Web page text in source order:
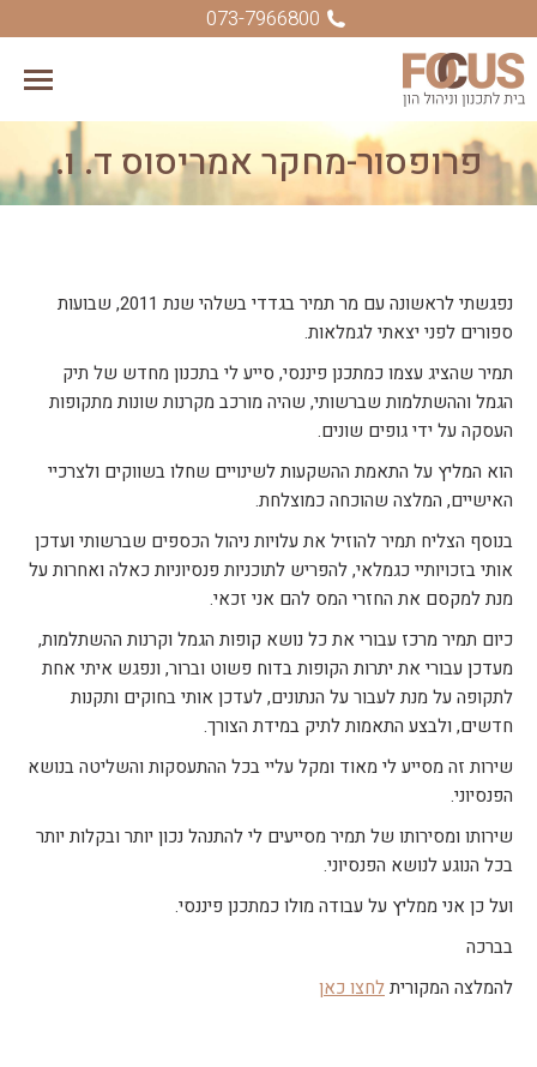
073-7966800
פרופסור-מחקר אמריסוס ד. ו.
You are here:
נפגשתי לראשונה עם מר תמיר בגדדי בשלהי שנת 2011, שבועות
ספורים לפני יצאתי לגמלאות.
תמיר שהציג עצמו כמתכנן פיננסי, סייע לי בתכנון מחדש של תיק
הגמל וההשתלמות שברשותי, שהיה מורכב מקרנות שונות מתקופות
העסקה על ידי גופים שונים.
הוא המליץ על התאמת ההשקעות לשינויים שחלו בשווקים ולצרכיי
האישיים, המלצה שהוכחה כמוצלחת.
בנוסף הצליח תמיר להוזיל את עלויות ניהול הכספים שברשותי ועדכן
אותי בזכויותיי כגמלאי, להפריש לתוכניות פנסיוניות כאלה ואחרות על
מנת למקסם את החזרי המס להם אני זכאי.
כיום תמיר מרכז עבורי את כל נושא קופות הגמל וקרנות ההשתלמות,
מעדכן עבורי את יתרות הקופות בדוח פשוט וברור, ונפגש איתי אחת
לתקופה על מנת לעבור על הנתונים, לעדכן אותי בחוקים ותקנות
חדשים, ולבצע התאמות לתיק במידת הצורך.
שירות זה מסייע לי מאוד ומקל עליי בכל ההתעסקות והשליטה בנושא
הפנסיוני.
שירותו ומסירותו של תמיר מסייעים לי להתנהל נכון יותר ובקלות יותר
בכל הנוגע לנושא הפנסיוני.
ועל כן אני ממליץ על עבודה מולו כמתכנן פיננסי.
בברכה
להמלצה המקוריתלחצו כאן